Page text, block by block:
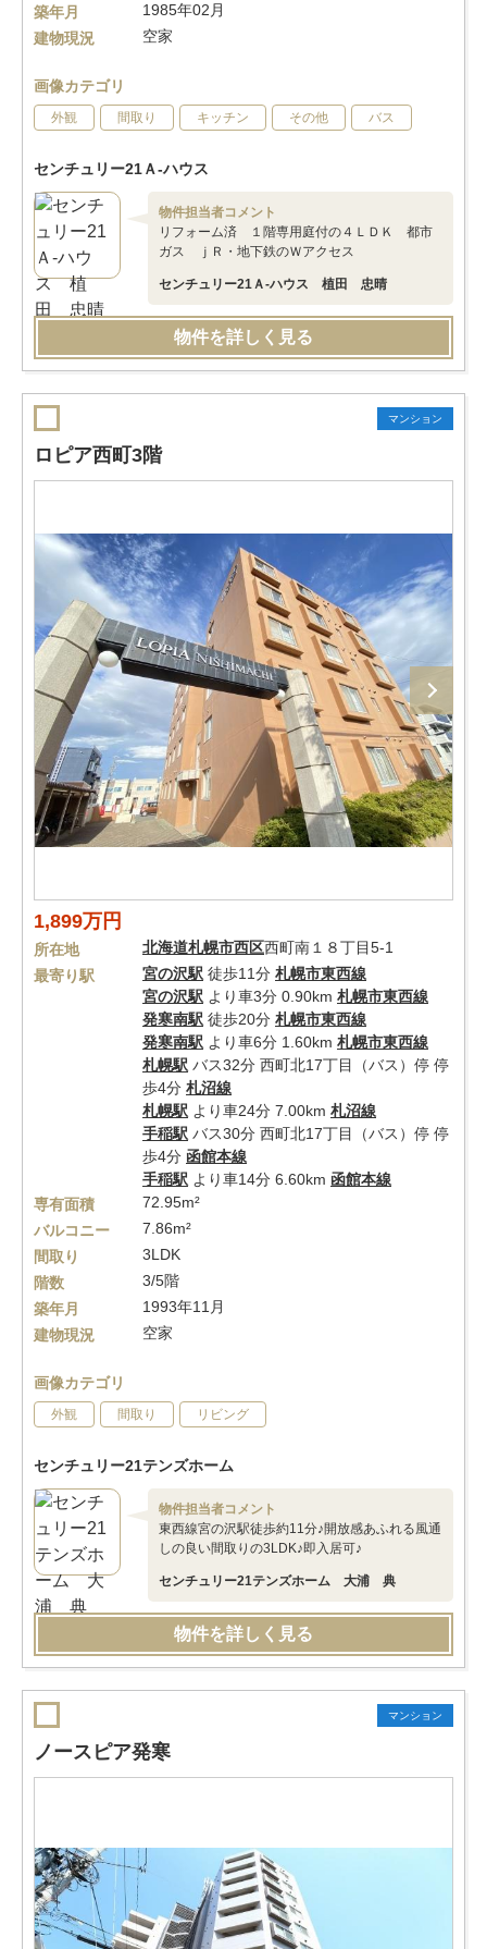
築年月
1985年02月
建物現況
空家
画像カテゴリ
外観 間取り キッチン その他 バス
センチュリー21Ａ-ハウス
物件担当者コメント
リフォーム済 １階専用庭付の４ＬＤＫ 都市
ガス ｊＲ・地下鉄のＷアクセス
センチュリー21Ａ-ハウス 植田 忠晴
物件を詳しく見る
マンション
ロピア西町3階
1,899万円
所在地 北海道札幌市西区西町南１８丁目5-1
最寄り駅
宮の沢駅 徒歩11分 札幌市東西線
宮の沢駅 より車3分 0.90km 札幌市東西線
発寒南駅 徒歩20分 札幌市東西線
発寒南駅 より車6分 1.60km 札幌市東西線
札幌駅 バス32分 西町北17丁目（バス）停 停
歩4分 札沼線
札幌駅 より車24分 7.00km 札沼線
手稲駅 バス30分 西町北17丁目（バス）停 停
歩4分 函館本線
手稲駅 より車14分 6.60km 函館本線
専有面積
72.95m²
バルコニー
7.86m²
間取り
3LDK
階数
3/5階
築年月
1993年11月
建物現況
空家
画像カテゴリ
外観 間取り リビング
センチュリー21テンズホーム
物件担当者コメント
東西線宮の沢駅徒歩約11分♪開放感あふれる風通
しの良い間取りの3LDK♪即入居可♪
センチュリー21テンズホーム 大浦 典
物件を詳しく見る
マンション
ノースピア発寒